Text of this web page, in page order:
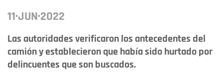
11·JUN·2022
Las autoridades verificaron los antecedentes del
camión y establecieron que había sido hurtado por
delincuentes que son buscados.